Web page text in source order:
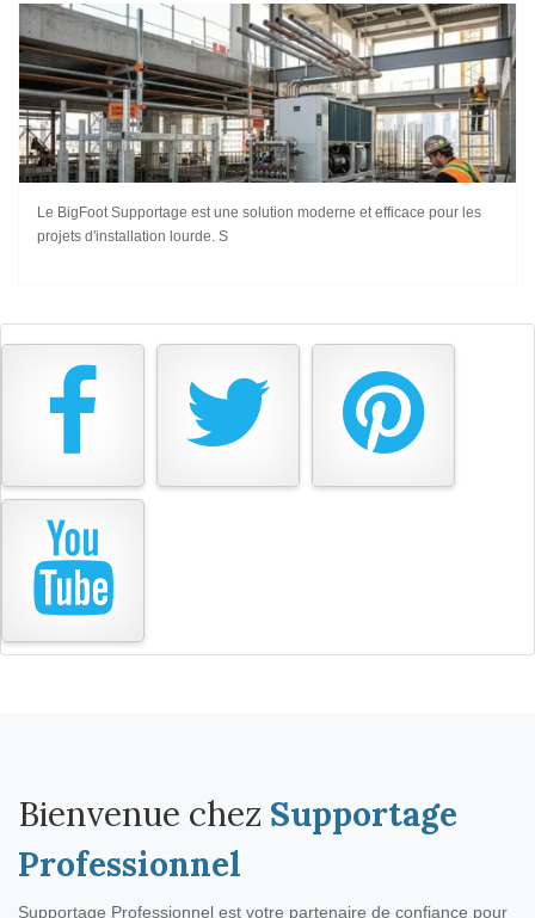
Le BigFoot Supportage est une solution moderne et efficace pour les
projets d'installation lourde. S
Bienvenue chez Supportage
Professionnel
Supportage Professionnel est votre partenaire de confiance pour